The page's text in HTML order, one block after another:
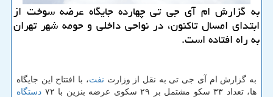
به گزارش ام آی جی تی چهارده جایگاه عرضه سوخت از
ابتدای امسال تاكنون، در نواحی داخلی و حومه شهر تهران
به راه افتاده است.
به گزارش ام آی جی تی به نقل از وزارت نفت، با افتتاح این جایگاه
ها، تعداد ۳۳ سكو مشتمل بر ۲۹ سكوی عرضه بنزین با ۷۲
دستگاه